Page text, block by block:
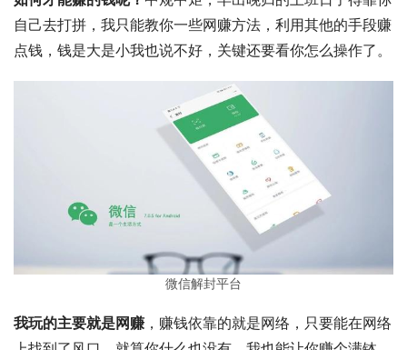
自己去打拼，我只能教你一些网赚方法，利用其他的手段赚
微信解封平台
我玩的主要就是网赚 ，赚钱依靠的就是网络，只要能在网络